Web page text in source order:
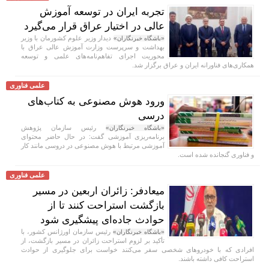
تجربه ایران در توسعه آموزش
عالی در اختیار عراق قرار می‌گیرد
«باشگاه خبرنگاران» دیدار وزیر علوم کشورمان با وزیر
بهداشت و سرپرست وزارت آموزش عالی عراق با
محوریت اجرای تفاهم‌نامه‌های علمی و توسعه
همکاری‌های فناورانه ایران و عراق برگزار شد.
علمی فناوری
ورود هوش مصنوعی به کتاب‌های
درسی
«باشگاه خبرنگاران» رئیس سازمان پژوهش
برنامه‌ریزی آموزشی گفت: در حال حاضر محتوای
آموزشی مرتبط با هوش مصنوعی در دروسی مانند کار
و فناوری گنجانده شده است.
علمی فناوری
میعادفر: زائران اربعین در مسیر
بازگشت استراحت کنند تا از
حوادث جاده‌ای پیشگیری شود
«باشگاه خبرنگاران» رئیس سازمان اورژانس کشور، با
تأکید بر لزوم استراحت زائران در مسیر بازگشت، از
افرادی که با خودروهای شخصی سفر می‌کنند خواست برای جلوگیری از حوادث
استراحت کافی داشته باشند.